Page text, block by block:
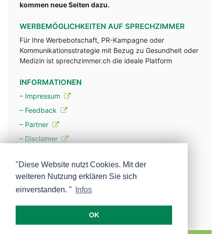
kommen neue Seiten dazu.
WERBEMÖGLICHKEITEN AUF SPRECHZIMMER
Für Ihre Werbebotschaft, PR-Kampagne oder
Kommunikationsstrategie mit Bezug zu Gesundheit oder
Medizin ist sprechzimmer.ch die ideale Platform
INFORMATIONEN
– Impressum
– Feedback
– Partner
– Disclaimer
– Werbung
– Mehr über unsere Experten
"Diese Website nutzt Cookies. Mit der
weiteren Nutzung erklären Sie sich
einverstanden. "
Infos
OK